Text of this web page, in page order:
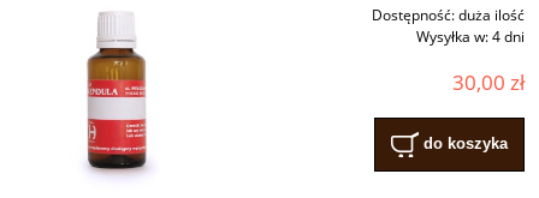
Dostępność:duża ilość
Wysyłka w:4 dni
30,00 zł
do koszyka